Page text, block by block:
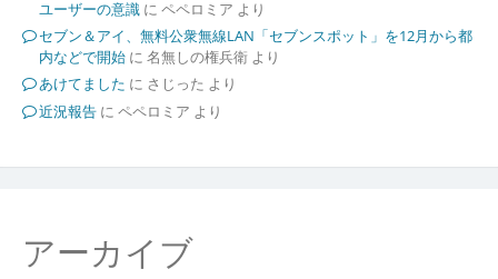
ユーザーの意識に ペペロミア より
セブン＆アイ、無料公衆無線LAN「セブンスポット」を12月から都
内などで開始に 名無しの権兵衛より
あけてました に さじった より
近況報告に ペペロミア より
アーカイブ